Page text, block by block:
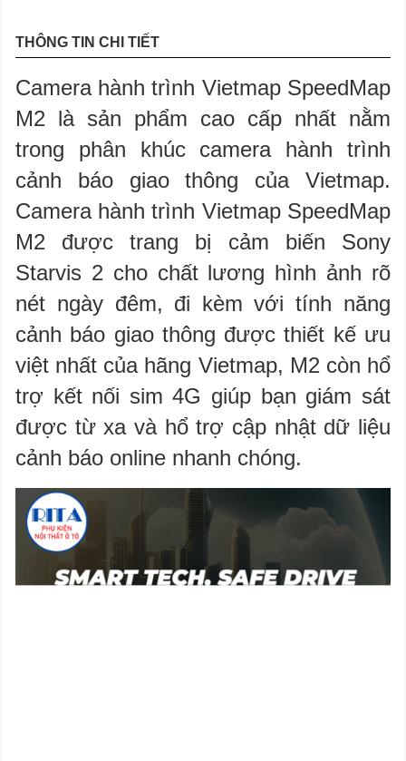
THÔNG TIN CHI TIẾT
Camera hành trình Vietmap SpeedMap
M2 là sản phẩm cao cấp nhất nằm
trong phân khúc camera hành trình
cảnh báo giao thông của Vietmap.
Camera hành trình Vietmap SpeedMap
M2 được trang bị cảm biến Sony
Starvis 2 cho chất lương hình ảnh rõ
nét ngày đêm, đi kèm với tính năng
cảnh báo giao thông được thiết kế ưu
việt nhất của hãng Vietmap, M2 còn hổ
trợ kết nối sim 4G giúp bạn giám sát
được từ xa và hổ trợ cập nhật dữ liệu
cảnh báo online nhanh chóng.